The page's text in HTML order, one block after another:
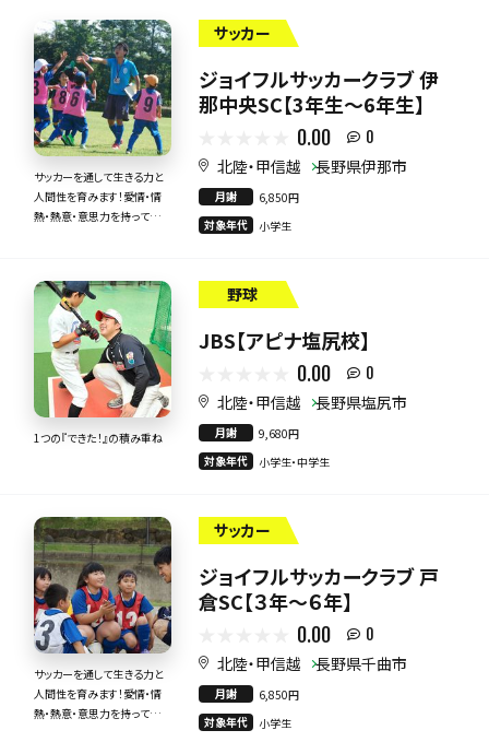
サッカーを通して生きる力と
人間性を育みます！愛情・情
熱・熱意・意思力を持って全
サッカー
ジョイフルサッカークラブ 伊
那中央SC【3年生～6年生】
0.00 0
北陸・甲信越 長野県伊那市
月謝
6,850円
対象年代
小学生
1つの『できた！』の積み重ね
野球
JBS【アピナ塩尻校】
0.00 0
北陸・甲信越 長野県塩尻市
月謝
9,680円
対象年代
小学生・中学生
サッカーを通して生きる力と
人間性を育みます！愛情・情
熱・熱意・意思力を持って全
サッカー
ジョイフルサッカークラブ 戸
倉SC【３年～６年】
0.00 0
北陸・甲信越 長野県千曲市
月謝
6,850円
対象年代
小学生